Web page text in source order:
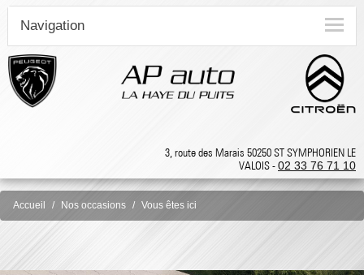
Navigation
3, route des Marais 50250 ST SYMPHORIEN LE
VALOIS -02 33 76 71 10
Accueil Nos occasions Vous êtes ici